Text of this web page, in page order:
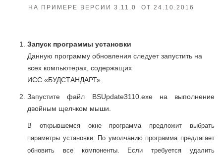
НА ПРИМЕРЕ ВЕРСИИ 3.11.0 ОТ 24.10.2016
Запуск программы установки
Данную программу обновления следует запустить на
всех компьютерах, содержащих
ИСС «БУДСТАНДАРТ».
Запустите файл BSUpdate3110.exe на выполнение
двойным щелчком мыши.
В открывшемся окне программа предложит выбрать
параметры установки. По умолчанию программа предлагает
обновить все компоненты. Если требуется удалить